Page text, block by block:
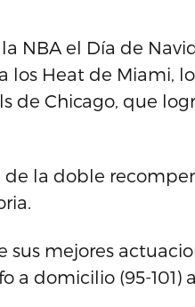
NBA el Día de
Heat de Miami,
de Chicago, que
la doble
sus mejores
domicilio (95-101)